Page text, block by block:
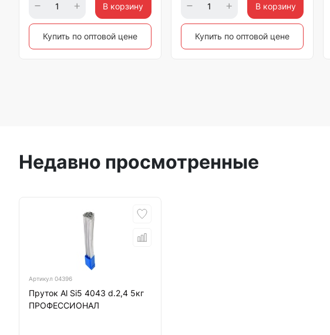
В корзину
Купить по оптовой цене
В корзину
Купить по оптовой цене
Недавно просмотренные
Артикул 04396
Пруток Al Si5 4043 d.2,4 5кг
ПРОФЕССИОНАЛ